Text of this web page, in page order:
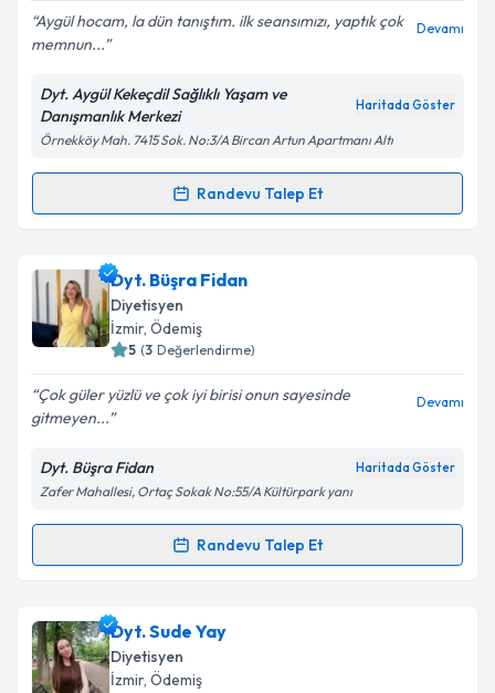
Aygül hocam, la dün tanıştım. ilk seansımızı, yaptık çok
memnun...
Devamı
Dyt. Aygül Kekeçdil Sağlıklı Yaşam ve
Danışmanlık Merkezi
Haritada Göster
Örnekköy Mah. 7415 Sok. No:3/A Bircan Artun Apartmanı Altı
Randevu Talep Et
Randevu Takvimi Talebi
Dyt. Aygül Kekeçdiliçin randevu takvimi talebi
oluşturun. Size bu uzmandan randevu almanız için bir
takvim hazırlandığında e-posta ile bilgilendireceğiz.
Kişisel verilerimin işlenmesine ilişkin
Aydınlatma
Metni'ni okudum ve kişisel verilerimin belirtilen
kapsamda işlenmesini kabul ediyorum.
Dyt. Büşra Fidan
Diyetisyen
İzmir, Ödemiş
5 (3 Değerlendirme)
Çok güler yüzlü ve çok iyi birisi onun sayesinde
gitmeyen...
Devamı
Dyt. Büşra Fidan Haritada Göster
Zafer Mahallesi, Ortaç Sokak No:55/A Kültürpark yanı
Randevu Talep Et
Randevu Takvimi Talebi
Dyt. Büşra Fidaniçin randevu takvimi talebi
oluşturun. Size bu uzmandan randevu almanız için bir
takvim hazırlandığında e-posta ile bilgilendireceğiz.
Dyt. Sude Yay
Diyetisyen
İzmir, Ödemiş